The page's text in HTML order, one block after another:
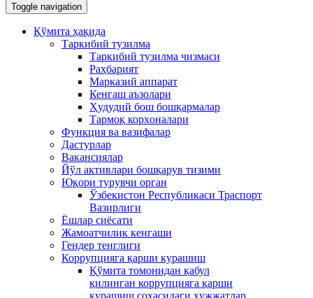
Toggle navigation
Қўмита ҳақида
Таркибий тузилма
Таркибий тузилма чизмаси
Раҳбарият
Марказий аппарат
Кенгаш аъзолари
Ҳудудий бош бошқармалар
Тармоқ корxоналари
Функция ва вазифалар
Дастурлар
Вакансиялар
Йўл активлари бошқарув тизими
Юқори турувчи орган
Ўзбекистон Республикаси Траспорт
Вазирлиги
Ёшлар сиёсати
Жамоатчилик кенгаши
Гендер тенглиги
Коррупцияга қарши курашиш
Қўмита томонидан қабул
қилинган коррупцияга қарши
курашиш соҳасидаги ҳужжатлар